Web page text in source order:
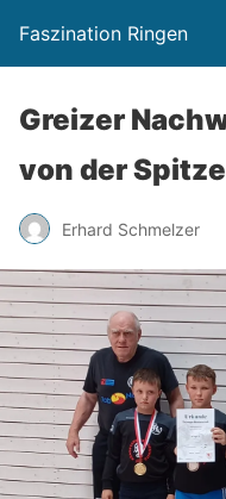
Faszination Ringen
Greizer
von der
Erhard Schmelzer